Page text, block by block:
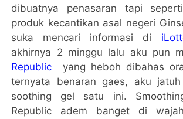
dibuatnya penasaran tapi
produk kecantikan asal negeri
suka mencari informasi di
akhirnya 2 minggu lalu aku pun
Republic
yang heboh dibahas
ternyata benaran gaes, aku
soothing gel satu ini.
Republic adem banget di